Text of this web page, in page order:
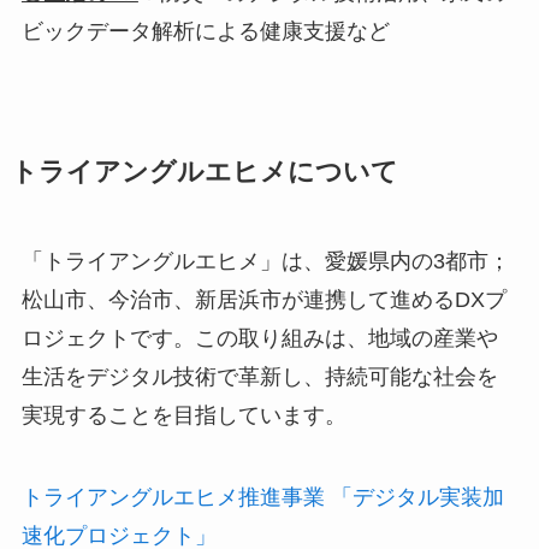
ビックデータ解析による健康支援など
トライアングルエヒメについて
「トライアングルエヒメ」は、愛媛県内の3都市；
松山市、今治市、新居浜市が連携して進めるDXプ
ロジェクトです。この取り組みは、地域の産業や
生活をデジタル技術で革新し、持続可能な社会を
実現することを目指しています。
トライアングルエヒメ推進事業 「デジタル実装加
速化プロジェクト」